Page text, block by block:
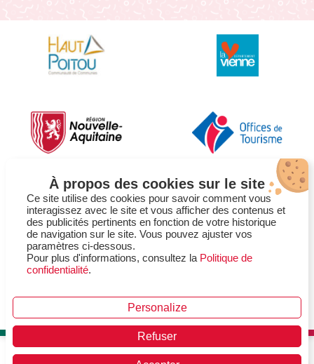
À propos des cookies sur le site
Ce site utilise des cookies pour savoir comment vous
interagissez avec le site et vous afficher des contenus et
des publicités pertinents en fonction de votre historique
de navigation sur le site. Vous pouvez ajuster vos
paramètres ci-dessous.
Pour plus d'informations, consultez la Politique de
confidentialité.
Refuser
Personalize
Comment venir et se déplacer
Mentions légales
Politique de confidentialité
Une réalisation de l'